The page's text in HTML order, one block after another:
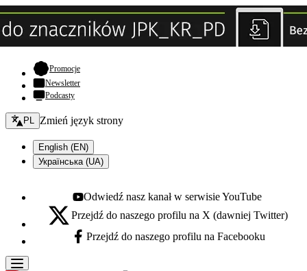
Promocje- otwiera się w nowej karcie
Newsletter
Podcasty
Zmień język - bieżący:
PL Zmień język strony
English (EN)
Українська (UA)
Youtube - otwiera się w nowej karcie
Odwiedź nasz kanał w serwisie YouTube
X - otwiera się w nowej karcie
Przejdź do naszego profilu na X (dawniej Twitter)
Facebook - otwiera się w nowej karcie
Przejdź do naszego profilu na Facebooku